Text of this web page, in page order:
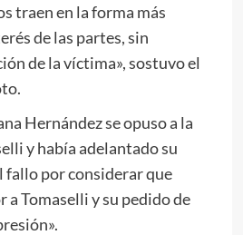
traen en la forma más
de las partes, sin
de la víctima», sostuvo el
Hernández se opuso a la
y había adelantado su
fallo por considerar que
a Tomaselli y su pedido de